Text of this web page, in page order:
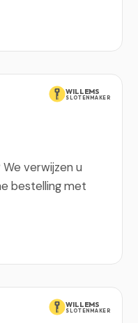
WILLEMS
SLOTENMAKER
verwijzen u
bestelling met
WILLEMS
SLOTENMAKER